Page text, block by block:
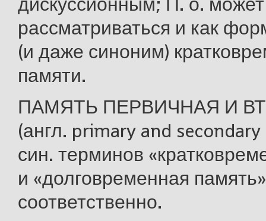
рассматриваться и как
(и даже синоним)
памяти.
ПАМЯТЬ ПЕРВИЧНАЯ И
(англ. primary and
син. терминов
и «долговременная память»
соответственно.